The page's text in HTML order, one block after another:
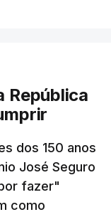
República
dos 150 anos
José Seguro
fazer"
como